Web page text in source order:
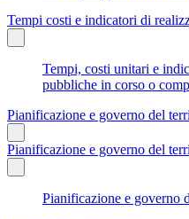
Tempi costi e indicatori di
Tempi, costi unitari e
pubbliche in corso o
Pianificazione e governo del
Pianificazione e governo del
Pianificazione e governo